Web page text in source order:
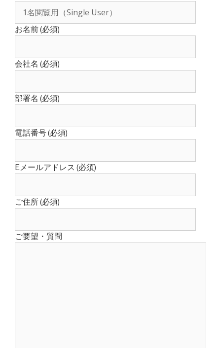
お名前 (必須)
会社名 (必須)
部署名 (必須)
電話番号 (必須)
Eメールアドレス (必須)
ご住所 (必須)
ご要望・質問